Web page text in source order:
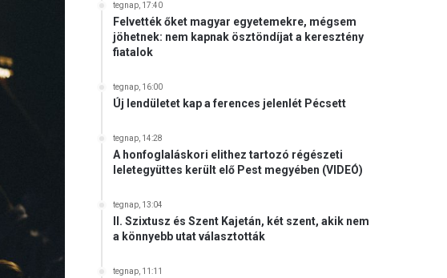
tegnap, 17:40
Felvették őket magyar egyetemekre, mégsem
jöhetnek: nem kapnak ösztöndíjat a keresztény
fiatalok
tegnap, 16:00
Új lendületet kap a ferences jelenlét Pécsett
tegnap, 14:28
A honfoglaláskori elithez tartozó régészeti
leletegyüttes került elő Pest megyében (VIDEÓ)
tegnap, 13:04
II. Szixtusz és Szent Kajetán, két szent, akik nem
a könnyebb utat választották
tegnap, 11:11